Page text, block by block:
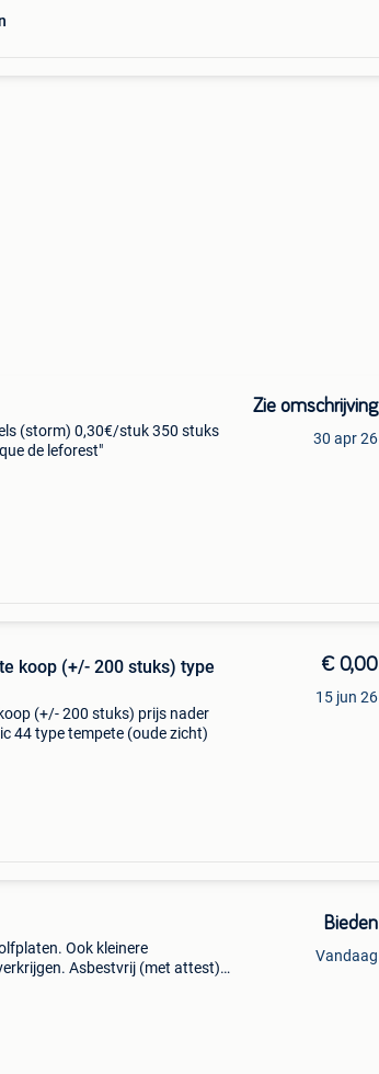
(storm) 0,30€/stuk 350 stuks
de leforest"
Zie omschrijving
30 apr 26
koop (+/- 200 stuks) type
(+/- 200 stuks) prijs nader
44 type tempete (oude zicht)
€ 0,00
15 jun 26
Ook kleinere
Asbestvrij (met attest).
Bieden
Vandaag